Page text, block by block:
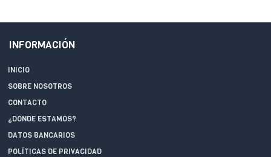
INFORMACIÓN
INICIO
SOBRE NOSOTROS
CONTACTO
¿DÓNDE ESTAMOS?
DATOS BANCARIOS
POLÍTICAS DE PRIVACIDAD